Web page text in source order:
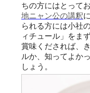
ちの方にはとって
地ニャン公の講釈
られる方には小社
ィチュール」をま
賞味くだされば、
ルか、知ってよか
しょう。